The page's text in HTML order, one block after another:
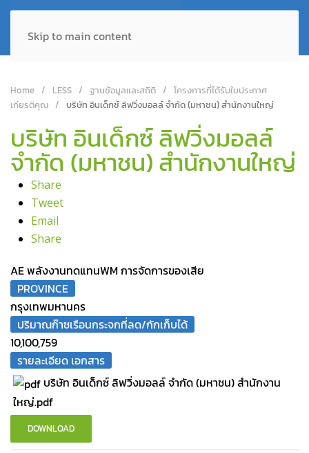
Skip to main content
Home LESS ฐานข้อมูลและสถิติ
โครงการที่ได้รับใบประกาศ
เกียรติคุณ
บริษัท อินเด็กซ์ ลิฟวิ่งมอลล์ จำกัด (มหาชน) สำนักงานใหญ่
บริษัท อินเด็กซ์ ลิฟวิ่งมอลล์
จำกัด (มหาชน) สำนักงานใหญ่
Share
Tweet
Email
Share
AE พลังงานทดแทนWM การจัดการของเสีย
PROVINCE
กรุงเทพมหานคร
ปริมาณก๊าซเรือนกระจกที่ลด/กักเก็บได้
10,100,759
รายละเอียด เอกสาร
บริษัท อินเด็กซ์ ลิฟวิ่งมอลล์ จำกัด (มหาชน) สำนักงาน
ใหญ่.pdf
DOWNLOAD